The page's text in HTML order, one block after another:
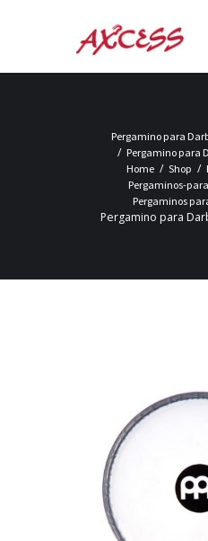
Pergamino para
Pergamino para
Home
Shop
Pergaminos-
Pergaminos
Pergamino para